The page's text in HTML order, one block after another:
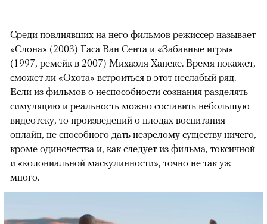
Среди повлиявших на него фильмов режиссер называет
«Слона» (2003) Гаса Ван Сента и «Забавные игры»
(1997, ремейк в 2007) Михаэля Ханеке. Время покажет,
сможет ли «Охота» встроиться в этот неслабый ряд.
Если из фильмов о неспособности сознания разделять
симуляцию и реальность можно составить небольшую
видеотеку, то произведений о плодах воспитания
онлайн, не способного дать незрелому существу ничего,
кроме одиночества и, как следует из фильма, токсичной
и «колониальной маскулинности», точно не так уж
много.